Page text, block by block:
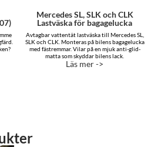
Mercedes SL, SLK och CLK
Lastväska för bagagelucka
Avtagbar vattentät lastväska till Mercedes SL,
SLK och CLK. Monteras på bilens bagagelucka
med fästremmar. Vilar på en mjuk anti-glid-
matta som skyddar bilens lack.
Läs mer ->